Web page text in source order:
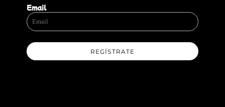
Email
REGÍSTRATE